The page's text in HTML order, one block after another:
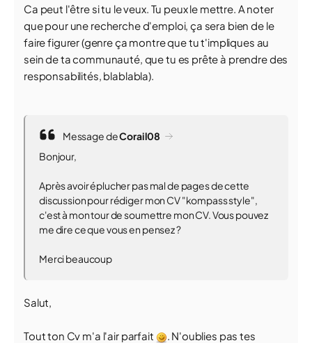
Ca peut l'être si tu le veux. Tu peux le mettre. A noter
que pour une recherche d'emploi, ça sera bien de le
faire figurer (genre ça montre que tu t'impliques au
sein de ta communauté, que tu es prête à prendre des
responsabilités, blablabla).
Message deCorail08
Bonjour,
Après avoir éplucher pas mal de pages de cette
discussion pour rédiger mon CV "kompass style",
c'est à mon tour de soumettre mon CV. Vous pouvez
me dire ce que vous en pensez ?
Merci beaucoup
Salut,
Tout ton Cv m'a l'air parfait
. N'oublies pas tes